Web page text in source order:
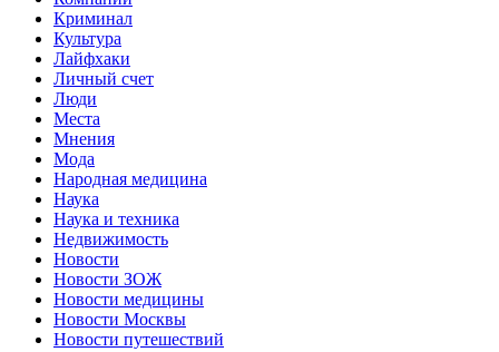
Криминал
Культура
Лайфхаки
Личный счет
Люди
Места
Мнения
Мода
Народная медицина
Наука
Наука и техника
Недвижимость
Новости
Новости ЗОЖ
Новости медицины
Новости Москвы
Новости путешествий